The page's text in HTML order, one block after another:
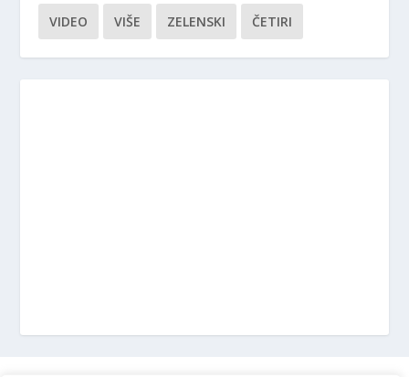
VIDEO VIŠE ZELENSKI ČETIRI